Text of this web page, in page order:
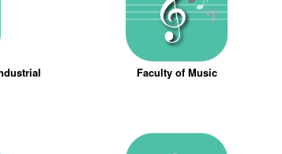
Faculty of Music